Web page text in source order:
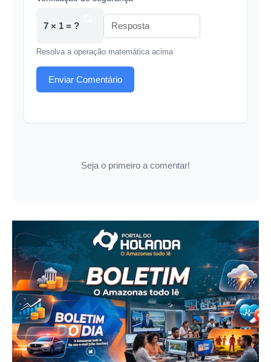
7 × 1 = ?
Resolva a operação matemática acima
Enviar Comentário
Seja o primeiro a comentar!